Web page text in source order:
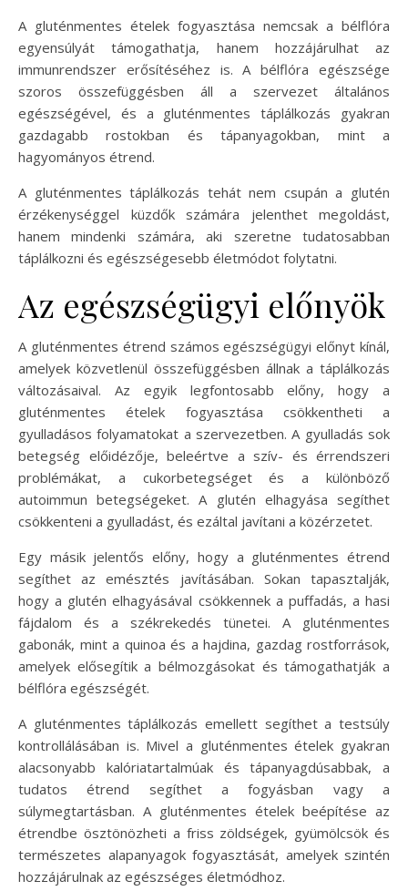
A gluténmentes ételek fogyasztása nemcsak a bélflóra
egyensúlyát támogathatja, hanem hozzájárulhat az
immunrendszer erősítéséhez is. A bélflóra egészsége
szoros összefüggésben áll a szervezet általános
egészségével, és a gluténmentes táplálkozás gyakran
gazdagabb rostokban és tápanyagokban, mint a
hagyományos étrend.
A gluténmentes táplálkozás tehát nem csupán a glutén
érzékenységgel küzdők számára jelenthet megoldást,
hanem mindenki számára, aki szeretne tudatosabban
táplálkozni és egészségesebb életmódot folytatni.
Az egészségügyi előnyök
A gluténmentes étrend számos egészségügyi előnyt kínál,
amelyek közvetlenül összefüggésben állnak a táplálkozás
változásaival. Az egyik legfontosabb előny, hogy a
gluténmentes ételek fogyasztása csökkentheti a
gyulladásos folyamatokat a szervezetben. A gyulladás sok
betegség előidézője, beleértve a szív- és érrendszeri
problémákat, a cukorbetegséget és a különböző
autoimmun betegségeket. A glutén elhagyása segíthet
csökkenteni a gyulladást, és ezáltal javítani a közérzetet.
Egy másik jelentős előny, hogy a gluténmentes étrend
segíthet az emésztés javításában. Sokan tapasztalják,
hogy a glutén elhagyásával csökkennek a puffadás, a hasi
fájdalom és a székrekedés tünetei. A gluténmentes
gabonák, mint a quinoa és a hajdina, gazdag rostforrások,
amelyek elősegítik a bélmozgásokat és támogathatják a
bélflóra egészségét.
A gluténmentes táplálkozás emellett segíthet a testsúly
kontrollálásában is. Mivel a gluténmentes ételek gyakran
alacsonyabb kalóriatartalmúak és tápanyagdúsabbak, a
tudatos étrend segíthet a fogyásban vagy a
súlymegtartásban. A gluténmentes ételek beépítése az
étrendbe ösztönözheti a friss zöldségek, gyümölcsök és
természetes alapanyagok fogyasztását, amelyek szintén
hozzájárulnak az egészséges életmódhoz.